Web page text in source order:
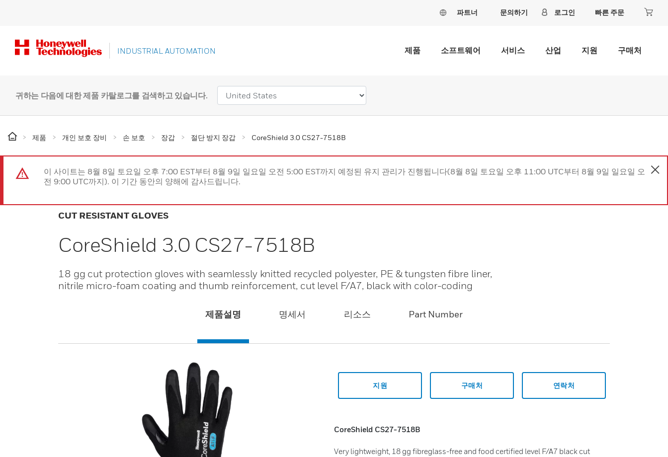
파트너 문의하기 로그인 빠른 주문
INDUSTRIAL AUTOMATION 제품 소프트웨어 서비스 산업 지원 구매처
귀하는 다음에 대한 제품 카탈로그를 검색하고 있습니다.
제품 개인 보호 장비 손 보호 장갑 절단 방지 장갑 CoreShield 3.0 CS27-7518B
이 사이트는 8월 8일 토요일 오후 7:00 EST부터 8월 9일 일요일 오전 5:00 EST까지 예정된 유지 관리가 진행됩니다(8월 8일 토요일 오후 11:00 UTC부터 8월 9일 일요일 오
전 9:00 UTC까지). 이 기간 동안의 양해에 감사드립니다.
CUT RESISTANT GLOVES
CoreShield 3.0 CS27-7518B
18 gg cut protection gloves with seamlessly knitted recycled polyester, PE & tungsten fibre liner,
nitrile micro-foam coating and thumb reinforcement, cut level F/A7, black with color-coding
제품설명 명세서 리소스 Part Number
지원 구매처 연락처
CoreShield CS27-7518B
Very lightweight, 18 gg fibreglass-free and food certified level F/A7 black cut